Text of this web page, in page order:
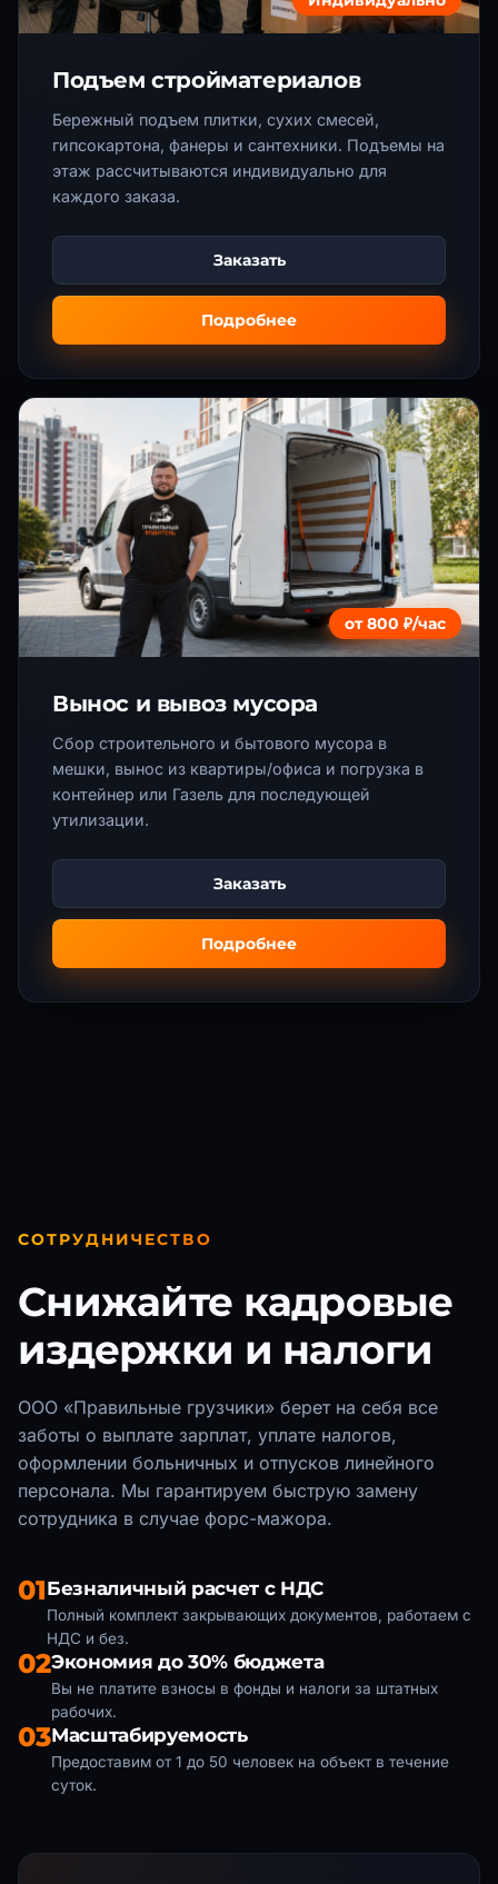
Подъем стройматериалов
Бережный подъем плитки, сухих смесей,
гипсокартона, фанеры и сантехники. Подъемы на
этаж рассчитываются индивидуально для
каждого заказа.
Заказать
Подробнее
от 800 ₽/час
Вынос и вывоз мусора
Сбор строительного и бытового мусора в
мешки, вынос из квартиры/офиса и погрузка в
контейнер или Газель для последующей
утилизации.
Заказать
Подробнее
СОТРУДНИЧЕСТВО
Снижайте кадровые
издержки и налоги
ООО «Правильные грузчики» берет на себя все
заботы о выплате зарплат, уплате налогов,
оформлении больничных и отпусков линейного
персонала. Мы гарантируем быструю замену
сотрудника в случае форс-мажора.
01Безналичный расчет с НДС
Полный комплект закрывающих документов, работаем с
НДС и без.
02Экономия до 30% бюджета
Вы не платите взносы в фонды и налоги за штатных
рабочих.
03Масштабируемость
Предоставим от 1 до 50 человек на объект в течение
суток.